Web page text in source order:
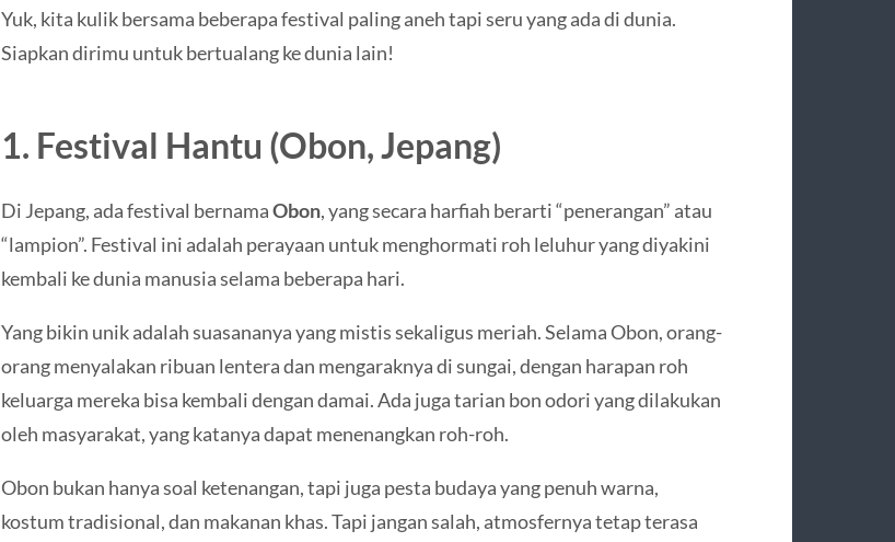
Yuk, kita kulik bersama beberapa festival paling aneh tapi seru yang ada di dunia.
Siapkan dirimu untuk bertualang ke dunia lain!
1. Festival Hantu (Obon, Jepang)
Di Jepang, ada festival bernamaObon, yang secara harfiah berarti “penerangan” atau
“lampion”. Festival ini adalah perayaan untuk menghormati roh leluhur yang diyakini
kembali ke dunia manusia selama beberapa hari.
Yang bikin unik adalah suasananya yang mistis sekaligus meriah. Selama Obon, orang-
orang menyalakan ribuan lentera dan mengaraknya di sungai, dengan harapan roh
keluarga mereka bisa kembali dengan damai. Ada juga tarian bon odori yang dilakukan
oleh masyarakat, yang katanya dapat menenangkan roh-roh.
Obon bukan hanya soal ketenangan, tapi juga pesta budaya yang penuh warna,
kostum tradisional, dan makanan khas. Tapi jangan salah, atmosfernya tetap terasa